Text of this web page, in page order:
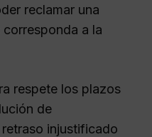
reclamar una
a la
respete los plazos
de
injustificado